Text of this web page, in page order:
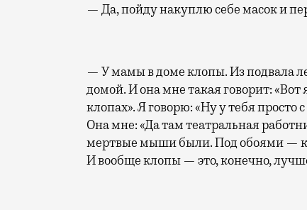
— Да, пойду накуплю себе масок и
— У мамы в доме клопы. Из подвала
домой. И она мне такая говорит:
клопах». Я говорю: «Ну у тебя просто
Она мне: «Да там театральная
мертвые мыши были. Под обоями —
И вообще клопы — это, конечно,